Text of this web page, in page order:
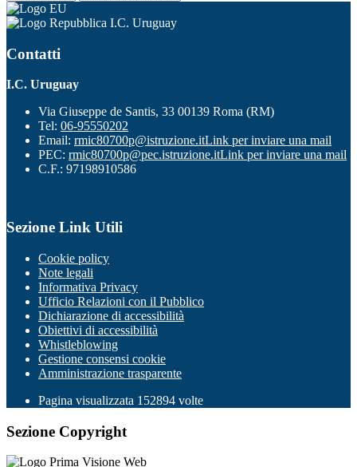
I.C. Uruguay
Contatti
I.C. Uruguay
Via Giuseppe de Santis, 33 00139 Roma (RM)
Tel: 06-95550202
Email: rmic80700p@istruzione.itLink per inviare una mail
PEC: rmic80700p@pec.istruzione.itLink per inviare una mail
C.F.: 97198910586
Sezione Link Utili
Cookie policy
Note legali
Informativa Privacy
Ufficio Relazioni con il Pubblico
Dichiarazione di accessibilità
Obiettivi di accessibilità
Whistleblowing
Gestione consensi cookie
Amministrazione trasparente
Pagina visualizzata 152894 volte
Sezione Copyright